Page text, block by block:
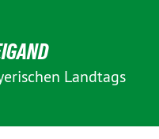
Landtags